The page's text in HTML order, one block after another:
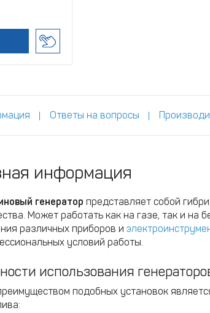
Ответы на вопросы
информация
генератор представляет собой
Может работать как на газе, так и на
различных приборов и
условий работы.
использования
подобных установок